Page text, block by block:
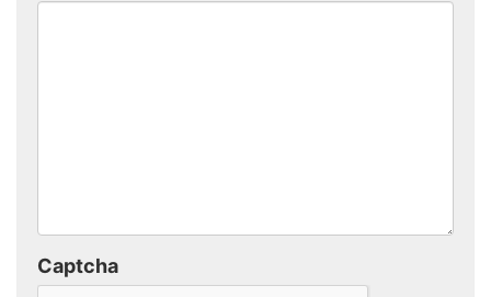
Captcha